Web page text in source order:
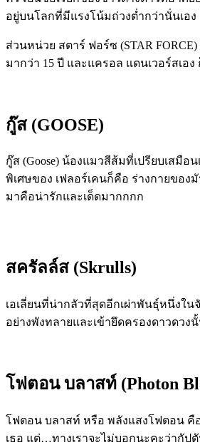
อยู่บนโลกที่มีแรงโน้มถ่วงต่ำกว่านั่นเอง
ส่วนหน่วย สตาร์ ฟอร์ซ (STAR FORCE)
มากว่า 15 ปี และแครอล แดนเวอร์สเอ
กู๊ส (GOOSE)
กู๊ส (Goose) น้องแมวสีส้มที่เปรียบเสมือน
พิเศษของ เฟลอร์เคนก็คือ ร่างกายของ
มาคือน่ารักและเด็ดมากกกก
สครัลล์ส (Skrulls)
เอเลี่ยนที่น่ากลัวที่สุดอีกเผ่าพันธุ์หนึ่งใน
อย่างพังทลายและเข้ายึดครองดาวดวง
โฟตอน บลาสท์ (Photon
โฟตอน บลาสท์ หรือ พลังแสงโฟตอน
เธอ แต่…ทางเราจะไม่บอกนะคะว่ากั